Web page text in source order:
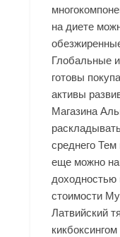
на диете
Глобальные
готовы
активы
Магазина
среднего
еще можно
стоимости
Латвийский